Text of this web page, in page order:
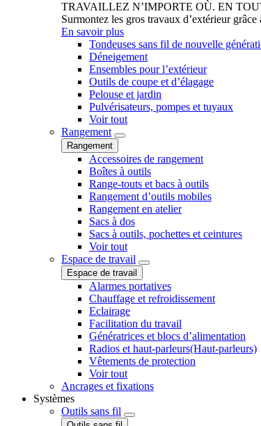
TRAVAILLEZ N’IMPORTE OÙ. EN
Surmontez les gros travaux d’extérieur
En savoir plus
Tondeuses sans fil de nouvelle
Déneigement
Ensembles pour l’extérieur
Outils de coupe et d’élagage
Pelouse et jardin
Pulvérisateurs, pompes et tuyaux
Voir tout
Rangement
Rangement
Accessoires de rangement
Boîtes à outils
Range-touts et bacs à outils
Rangement d’outils mobiles
Rangement en atelier
Sacs à dos
Sacs à outils, pochettes et ceintures
Voir tout
Espace de travail
Espace de travail
Alarmes portatives
Chauffage et refroidissement
Eclairage
Facilitation du travail
Génératrices et blocs d’alimentation
Radios et haut-parleurs(Haut-parleurs)
Vêtements de protection
Voir tout
Ancrages et fixations
Systèmes
Outils sans fil